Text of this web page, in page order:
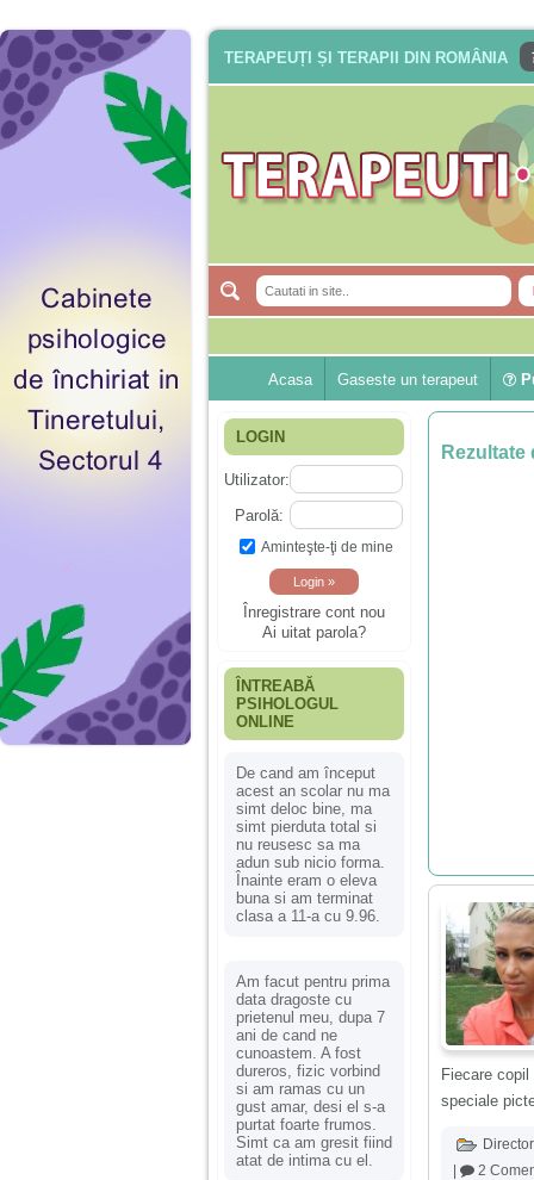
TERAPEUȚI ȘI TERAPII DIN ROMÂNIA
Acasa Gaseste un terapeut
LOGIN
Utilizator:
Parolă:
Aminteşte-ţi de mine
Înregistrare cont nou
Ai uitat parola?
ÎNTREABĂ
PSIHOLOGUL
ONLINE
De cand am început
acest an scolar nu ma
simt deloc bine, ma
simt pierduta total si
nu reusesc sa ma
adun sub nicio forma.
Înainte eram o eleva
buna si am terminat
clasa a 11-a cu 9.96.
Am facut pentru prima
data dragoste cu
prietenul meu, dupa 7
ani de cand ne
cunoastem. A fost
dureros, fizic vorbind
si am ramas cu un
gust amar, desi el s-a
purtat foarte frumos.
Simt ca am gresit fiind
atat de intima cu el.
Rezultate
Fiecare
speciale
2